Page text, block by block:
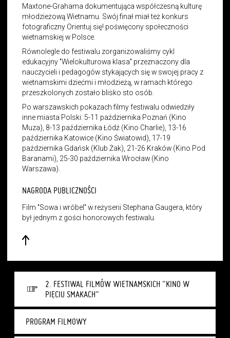
2. FESTIWAL FILMÓW WIETNAMSKICH "KINO W
PIĘCIU SMAKACH"
PROGRAM FILMOWY
Maxtone-Grahama dokumentująca współczesną kulturę
młodzieżową Wietnamu. Swój finał miał też konkurs
fotograficzny Orientuj się! poświęcony społeczności
wietnamskiej w Polsce.
Równolegle do festiwalu zorganizowaliśmy cykl
edukacyjny "Wielokulturowa klasa" przeznaczony dla
nauczycieli i pedagogów stykających się w swojej pracy z
wietnamskimi dziećmi i młodzieżą, w ramach którego
przeszkolonych zostało blisko sto osób.
Po warszawskich pokazach filmy festiwalu odwiedziły
inne miasta Polski: 5-11 października Poznań (Kino
Muza), 8-13 października Łódź (Kino Charlie), 13-16
października Katowice (Kino Światowid), 17-19
października Gdańsk (Klub Żak), 21-26 Kraków (Kino Pod
Baranami), 25-30 października Wrocław (Kino
Warszawa).
NAGRODA PUBLICZNOŚCI
Film "Sowa i wróbel" w reżyserii Stephana Gaugera, który
był jednym z gości honorowych festiwalu.